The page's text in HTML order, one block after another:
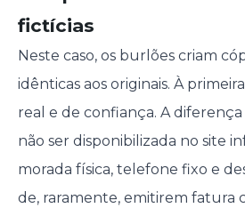
fictícias
Neste caso, os burlões criam
idênticas aos originais. À
real e de confiança. A
não ser disponibilizada no site
morada física, telefone fixo e
de, raramente, emitirem fatura